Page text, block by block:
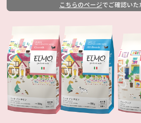
こちらのページでご確認いた